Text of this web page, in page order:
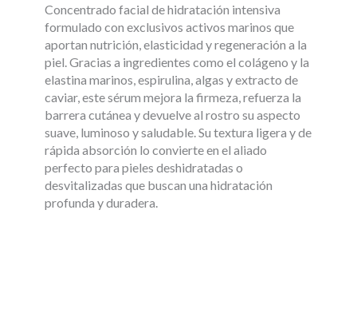
Concentrado facial de hidratación intensiva
formulado con exclusivos activos marinos que
aportan nutrición, elasticidad y regeneración a la
piel. Gracias a ingredientes como el colágeno y la
elastina marinos, espirulina, algas y extracto de
caviar, este sérum mejora la firmeza, refuerza la
barrera cutánea y devuelve al rostro su aspecto
suave, luminoso y saludable. Su textura ligera y de
rápida absorción lo convierte en el aliado
perfecto para pieles deshidratadas o
desvitalizadas que buscan una hidratación
profunda y duradera.